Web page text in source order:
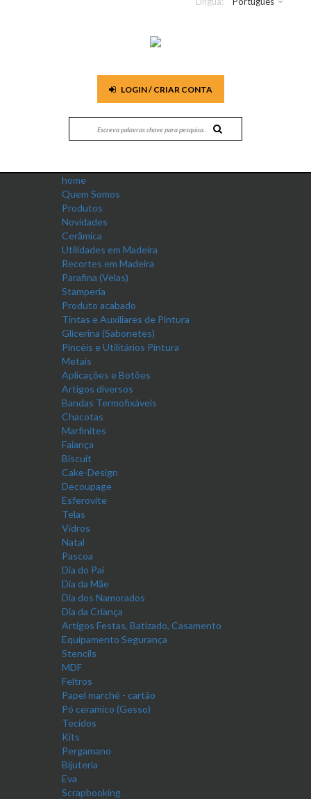
LOGIN / CRIAR CONTA
home
Quem Somos
Produtos
Novidades
Cerâmica
Utilidades em Madeira
Recortes em Madeira
Parafina (Velas)
Stamperia
Produto acabado
Tintas e Auxiliares de Pintura
Glicerina (Sabonetes)
Pincéis e Utilitários Pintura
Metais
Aplicações e Botões
Artigos diversos
Bandas Termofixáveis
Chacotas
Marfinites
Faiança
Biscuit
Cake-Design
Decoupage
Esferovite
Telas
Vidros
Natal
Pascoa
Dia do Pai
Dia da Mãe
Dia dos Namorados
Dia da Criança
Artigos Festas, Batizado, Casamento
Equipamento Segurança
Stencils
MDF
Feltros
Papel marché - cartão
Pó ceramico (Gesso)
Tecidos
Kits
Pergamano
Bijuteria
Eva
Scrapbooking